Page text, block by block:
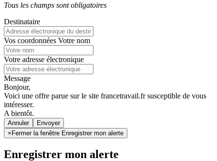
Tous les champs sont obligatoires
Destinataire
Vos coordonnées Votre nom
Votre adresse électronique
Message
Bonjour,
Voici une offre parue sur le site francetravail.fr susceptible de vous
intéresser.
A bientôt.
Annuler
× Fermer la fenêtre Enregistrer mon alerte
Enregistrer mon alerte